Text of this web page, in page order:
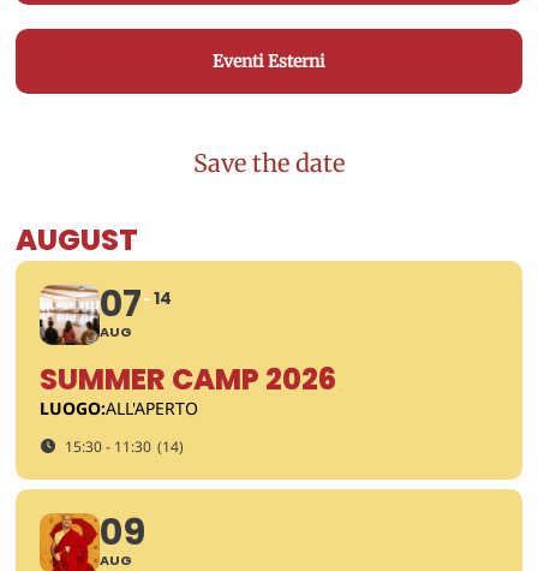
Eventi Esterni
Save the date
AUGUST
07
AUG
14
SUMMER CAMP 2026
LUOGO:ALL'APERTO
15:30 - 11:30 (14)
09
AUG